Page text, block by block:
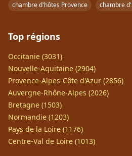
chambre d'hôtes Provence
chambre
Top régions
Occitanie (3031)
Nouvelle-Aquitaine (2904)
Provence-Alpes-Côte d'Azur (2856)
Auvergne-Rhône-Alpes (2026)
Bretagne (1503)
Normandie (1203)
Pays de la Loire (1176)
Centre-Val de Loire (1013)